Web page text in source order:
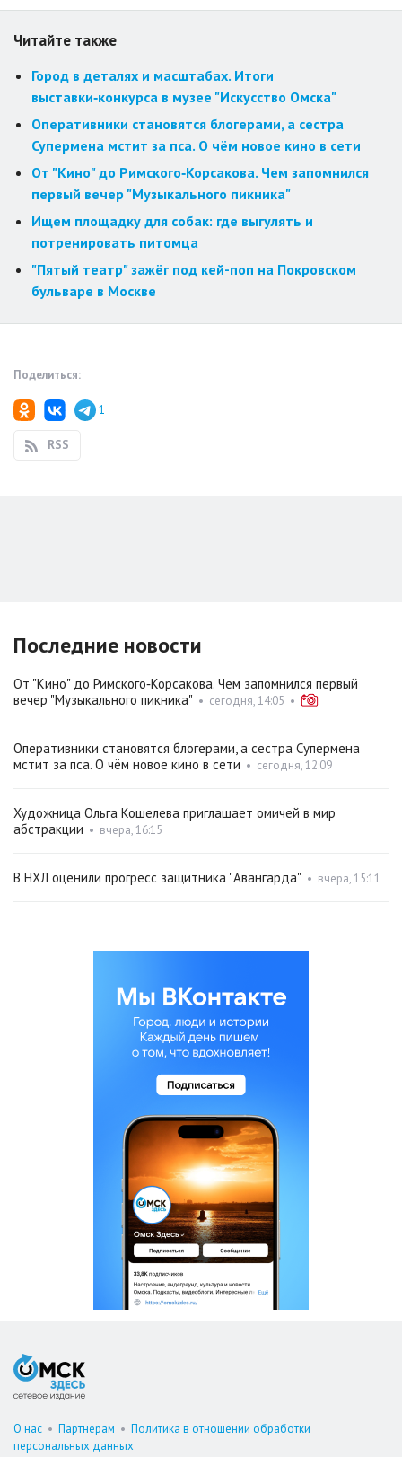
Читайте также
Город в деталях и масштабах. Итоги
выставки‑конкурса в музее "Искусство Омска"
Оперативники становятся блогерами, а сестра
Супермена мстит за пса. О чём новое кино в сети
От "Кино" до Римского‑Корсакова. Чем запомнился
первый вечер "Музыкального пикника"
Ищем площадку для собак: где выгулять и
потренировать питомца
"Пятый театр" зажёг под кей-поп на Покровском
бульваре в Москве
Поделиться:
1
RSS
Последние новости
От "Кино" до Римского‑Корсакова. Чем запомнился первый
вечер "Музыкального пикника" • сегодня, 14:05 •
Оперативники становятся блогерами, а сестра Супермена
мстит за пса. О чём новое кино в сети • сегодня, 12:09
Художница Ольга Кошелева приглашает омичей в мир
абстракции • вчера, 16:15
В НХЛ оценили прогресс защитника "Авангарда" • вчера, 15:11
О нас • Партнерам • Политика в отношении обработки
персональных данных